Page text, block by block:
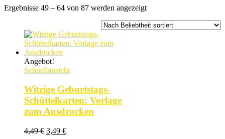
Ergebnisse 49 – 64 von 87 werden angezeigtNach
sortiert
Angebot!
Schnellansicht
Witzige Geburtstags-
Schüttelkarten: Vorlage
zum Ausdrucken
4,49€ Ursprünglicher
3,49 €Aktueller